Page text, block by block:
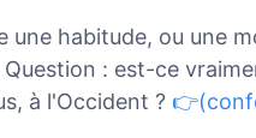
une habitude, ou une
: est-ce
à l'Occident ?